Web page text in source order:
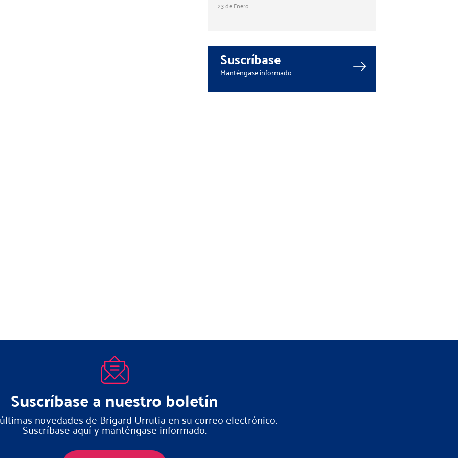
23 de Enero
Suscríbase
Manténgase informado
Suscríbase a nuestro boletín
novedades de Brigard Urrutia en su correo electrónico.
Suscríbase aquí y manténgase informado.